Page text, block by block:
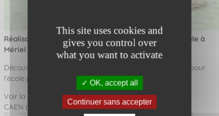
This site uses cookies and
gives you control over
what you want to activate
OK, accept all
Continuer sans accepter
Réalisation : Une nouvelle aire de jeux éco-responsable à
Mériel (95)
Découvrez notre dernier aménagement ludique réalisé pour
l’école publique du Château Blanc. Un espace pensé…
Voir la réalisation
CAEN (14)